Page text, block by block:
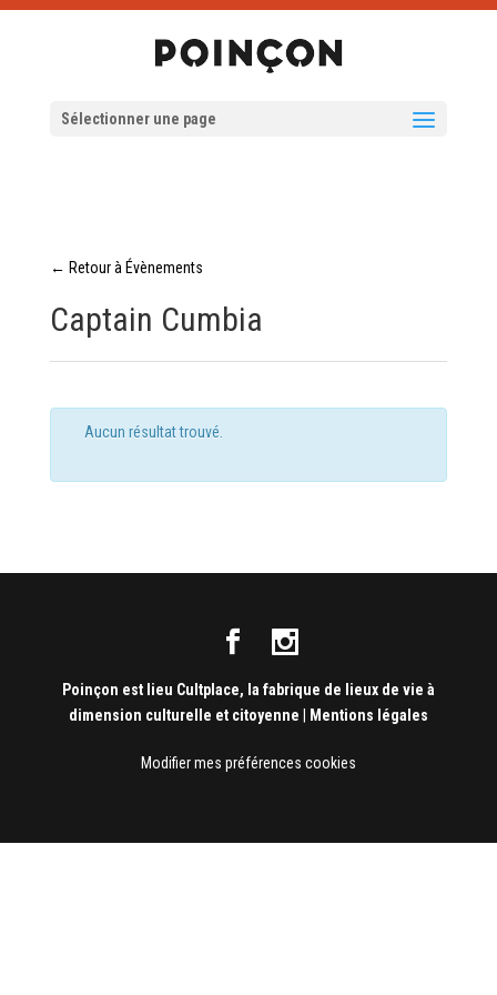
Sélectionner une page
← Retour à Évènements
Captain Cumbia
Aucun résultat trouvé.
Poinçon est lieu Cultplace, la fabrique de lieux de vie à
dimension culturelle et citoyenne
Mentions légales
Modifier mes préférences cookies